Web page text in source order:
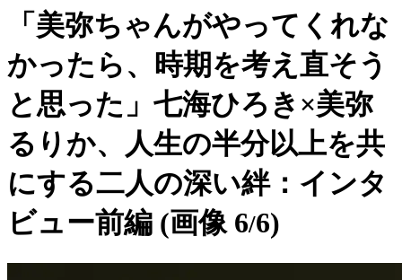
「美弥ちゃんがやってくれな
かったら、時期を考え直そう
と思った」七海ひろき×美弥
るりか、人生の半分以上を共
にする二人の深い絆：インタ
ビュー前編 (画像 6/6)